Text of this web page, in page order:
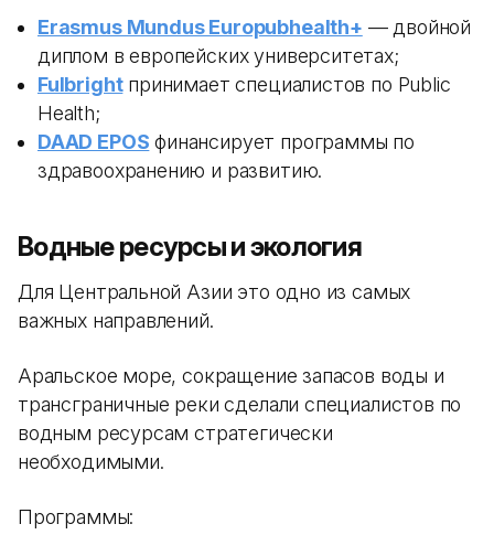
Erasmus Mundus Europubhealth+ — двойной
диплом в европейских университетах;
Fulbrightпринимает специалистов по Public
Health;
DAAD EPOS финансирует программы по
здравоохранению и развитию.
Водные ресурсы и экология
Для Центральной Азии это одно из самых
важных направлений.
Аральское море, сокращение запасов воды и
трансграничные реки сделали специалистов по
водным ресурсам стратегически
необходимыми.
Программы: